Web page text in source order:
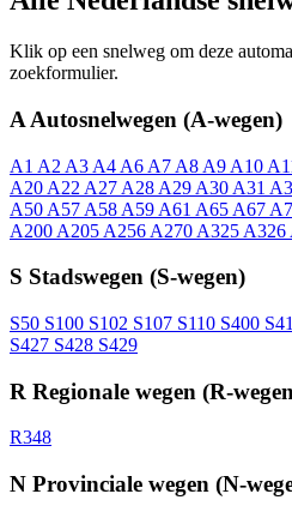
Klik op een snelweg om deze
zoekformulier.
A Autosnelwegen (A-wegen)
A1 A2 A3 A4 A6 A7 A8 A9 A10
A20 A22 A27 A28 A29 A30 A31
A50 A57 A58 A59 A61 A65 A67
A200 A205 A256 A270 A325 A326
S Stadswegen (S-wegen)
S50 S100 S102 S107 S110 S400
S427 S428 S429
R Regionale wegen (R-
R348
N Provinciale wegen (N-